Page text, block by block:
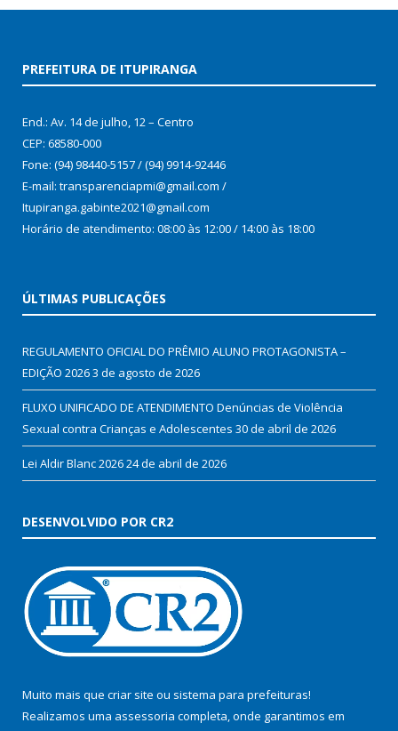
PREFEITURA DE ITUPIRANGA
End.: Av. 14 de julho, 12 – Centro
CEP: 68580-000
Fone: (94) 98440-5157 / (94) 9914-92446
E-mail: transparenciapmi@gmail.com /
Itupiranga.gabinte2021@gmail.com
Horário de atendimento: 08:00 às 12:00 / 14:00 às 18:00
ÚLTIMAS PUBLICAÇÕES
REGULAMENTO OFICIAL DO PRÊMIO ALUNO PROTAGONISTA –
EDIÇÃO 20263 de agosto de 2026
FLUXO UNIFICADO DE ATENDIMENTO Denúncias de Violência
Sexual contra Crianças e Adolescentes 30 de abril de 2026
Lei Aldir Blanc 202624 de abril de 2026
DESENVOLVIDO POR CR2
Muito mais que criar site ou sistema para prefeituras!
Realizamos uma assessoria completa, onde garantimos em